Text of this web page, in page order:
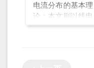
电流分布的基本理
论；本文则以线电
极为例，详细解释